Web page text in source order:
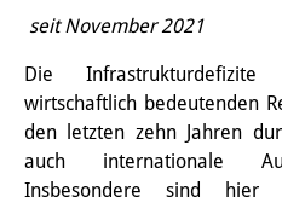
PraktikantInnen
DIJ Alumni
Forschung
seit November 2021
Die
wirtschaftlich bedeutenden
den letzten zehn Jahren
auch internationale
Insbesondere sind hier